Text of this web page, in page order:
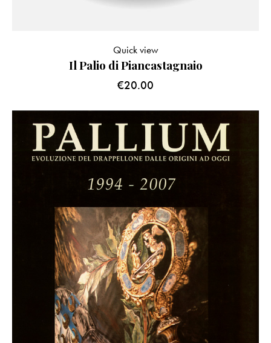
Il Palio di Piancastagnaio
€20.00
Quick view